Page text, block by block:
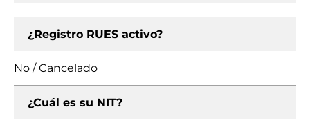
¿Registro RUES activo?
No / Cancelado
¿Cuál es su NIT?